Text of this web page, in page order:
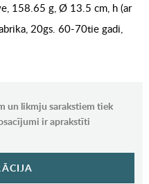
158.65 g, Ø 13.5 cm, h (ar
20gs. 60-70tie gadi,
un likmju sarakstiem tiek
ir aprakstīti